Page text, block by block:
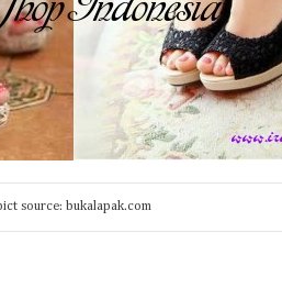
source: bukalapak.com